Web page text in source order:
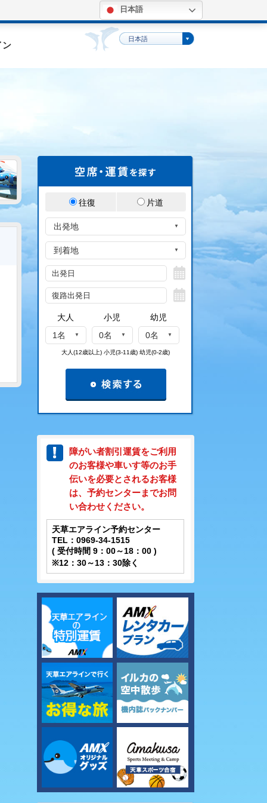
日本語
ン
日本語
往復 片道
大人 小児
幼児
1名
0名 0名
大人(12歳以上) 小児(3-11歳) 幼児(0-2歳)
障がい者割引運賃をご利用
のお客様や車いす等のお手
伝いを必要とされるお客様
は、予約センターまでお問
い合わせください。
天草エアライン予約センター
TEL：0969-34-1515
( 受付時間 9：00～18：00 )
※12：30～13：30除く